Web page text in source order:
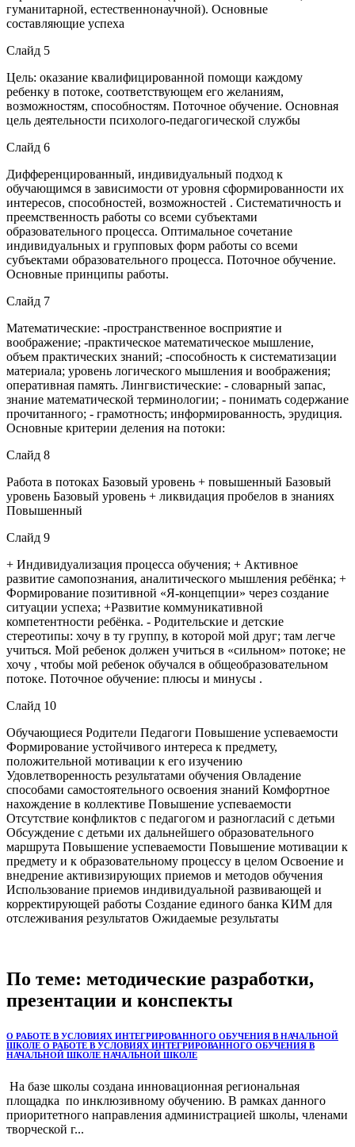
гуманитарной, естественнонаучной). Основные
составляющие успеха
Слайд 5
Цель: оказание квалифицированной помощи каждому
ребенку в потоке, соответствующем его желаниям,
возможностям, способностям. Поточное обучение. Основная
цель деятельности психолого-педагогической службы
Слайд 6
Дифференцированный, индивидуальный подход к
обучающимся в зависимости от уровня сформированности их
интересов, способностей, возможностей . Систематичность и
преемственность работы со всеми субъектами
образовательного процесса. Оптимальное сочетание
индивидуальных и групповых форм работы со всеми
субъектами образовательного процесса. Поточное обучение.
Основные принципы работы.
Слайд 7
Математические: -пространственное восприятие и
воображение; -практическое математическое мышление,
объем практических знаний; -способность к систематизации
материала; уровень логического мышления и воображения;
оперативная память. Лингвистические: - словарный запас,
знание математической терминологии; - понимать содержание
прочитанного; - грамотность; информированность, эрудиция.
Основные критерии деления на потоки:
Слайд 8
Работа в потоках Базовый уровень + повышенный Базовый
уровень Базовый уровень + ликвидация пробелов в знаниях
Повышенный
Слайд 9
+ Индивидуализация процесса обучения; + Активное
развитие самопознания, аналитического мышления ребёнка; +
Формирование позитивной «Я-концепции» через создание
ситуации успеха; +Развитие коммуникативной
компетентности ребёнка. - Родительские и детские
стереотипы: хочу в ту группу, в которой мой друг; там легче
учиться. Мой ребенок должен учиться в «сильном» потоке; не
хочу , чтобы мой ребенок обучался в общеобразовательном
потоке. Поточное обучение: плюсы и минусы .
Слайд 10
Обучающиеся Родители Педагоги Повышение успеваемости
Формирование устойчивого интереса к предмету,
положительной мотивации к его изучению
Удовлетворенность результатами обучения Овладение
способами самостоятельного освоения знаний Комфортное
нахождение в коллективе Повышение успеваемости
Отсутствие конфликтов с педагогом и разногласий с детьми
Обсуждение с детьми их дальнейшего образовательного
маршрута Повышение успеваемости Повышение мотивации к
предмету и к образовательному процессу в целом Освоение и
внедрение активизирующих приемов и методов обучения
Использование приемов индивидуальной развивающей и
корректирующей работы Создание единого банка КИМ для
отслеживания результатов Ожидаемые результаты
По теме: методические разработки,
презентации и конспекты
О РАБОТЕ В УСЛОВИЯХ ИНТЕГРИРОВАННОГО ОБУЧЕНИЯ В НАЧАЛЬНОЙ
ШКОЛЕ О РАБОТЕ В УСЛОВИЯХ ИНТЕГРИРОВАННОГО ОБУЧЕНИЯ В
НАЧАЛЬНОЙ ШКОЛЕ НАЧАЛЬНОЙ ШКОЛЕ
На базе школы создана инновационная региональная
площадка по инклюзивному обучению. В рамках данного
приоритетного направления администрацией школы, членами
творческой г...